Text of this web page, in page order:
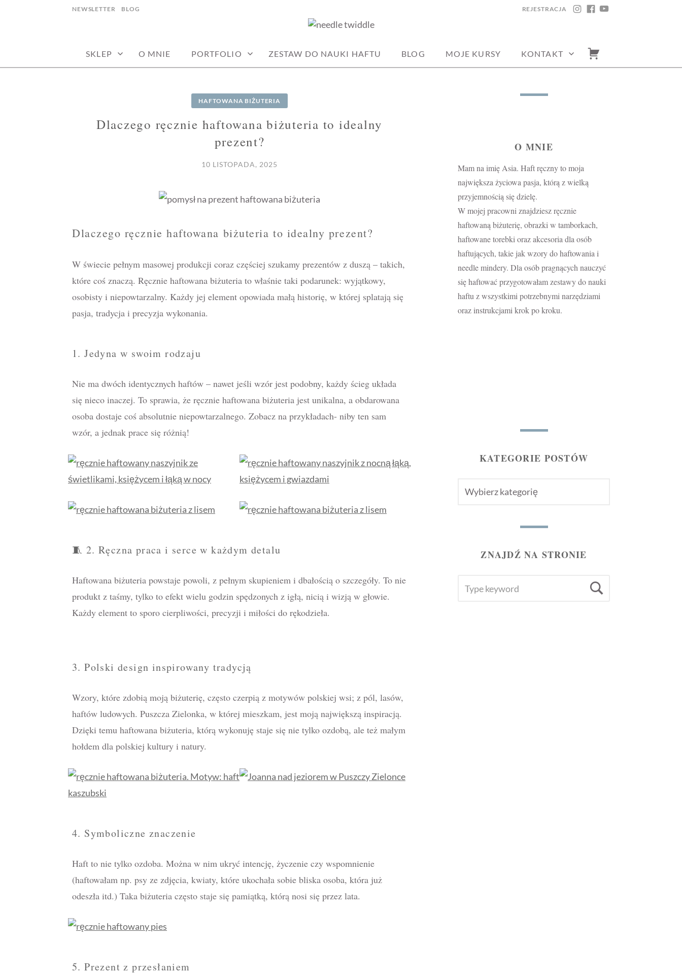
NEWSLETTER BLOG INSTAGRAM
FACEBOOK
REJESTRACJA
SKLEP O MNIE PORTFOLIO ZESTAW DO NAUKI HAFTU BLOG MOJE KURSY KONTAKT
HAFTOWANA BIŻUTERIA
Dlaczego ręcznie haftowana biżuteria to idealny
prezent?
10 LISTOPADA, 2025
Dlaczego ręcznie haftowana biżuteria to idealny prezent?
W świecie pełnym masowej produkcji coraz częściej szukamy prezentów z duszą – takich,
które coś znaczą. Ręcznie haftowana biżuteria to właśnie taki podarunek: wyjątkowy,
osobisty i niepowtarzalny. Każdy jej element opowiada małą historię, w której splatają się
pasja, tradycja i precyzja wykonania.
1. Jedyna w swoim rodzaju
Nie ma dwóch identycznych haftów – nawet jeśli wzór jest podobny, każdy ścieg układa
się nieco inaczej. To sprawia, że ręcznie haftowana biżuteria jest unikalna, a obdarowana
osoba dostaje coś absolutnie niepowtarzalnego. Zobacz na przykładach- niby ten sam
wzór, a jednak prace się różnią!
🧵 2. Ręczna praca i serce w każdym detalu
Haftowana biżuteria powstaje powoli, z pełnym skupieniem i dbałością o szczegóły. To nie
produkt z taśmy, tylko to efekt wielu godzin spędzonych z igłą, nicią i wizją w głowie.
Każdy element to sporo cierpliwości, precyzji i miłości do rękodzieła.
3. Polski design inspirowany tradycją
Wzory, które zdobią moją biżuterię, często czerpią z motywów polskiej wsi; z pól, lasów,
haftów ludowych. Puszcza Zielonka, w której mieszkam, jest moją największą inspiracją.
Dzięki temu haftowana biżuteria, którą wykonuję staje się nie tylko ozdobą, ale też małym
hołdem dla polskiej kultury i natury.
4. Symboliczne znaczenie
Haft to nie tylko ozdoba. Można w nim ukryć intencję, życzenie czy wspomnienie
(haftowałam np. psy ze zdjęcia, kwiaty, które ukochała sobie bliska osoba, która już
odeszła itd.) Taka biżuteria często staje się pamiątką, którą nosi się przez lata.
5. Prezent z przesłaniem
O MNIE
Mam na imię Asia. Haft ręczny to moja
największa życiowa pasja, którą z wielką
przyjemnością się dzielę.
W mojej pracowni znajdziesz ręcznie
haftowaną biżuterię, obrazki w tamborkach,
haftowane torebki oraz akcesoria dla osób
haftujących, takie jak wzory do haftowania i
needle mindery. Dla osób pragnących nauczyć
się haftować przygotowałam zestawy do nauki
haftu z wszystkimi potrzebnymi narzędziami
oraz instrukcjami krok po kroku.
KATEGORIE POSTÓW
POSTÓW
ZNAJDŹ NA STRONIE
FOR: